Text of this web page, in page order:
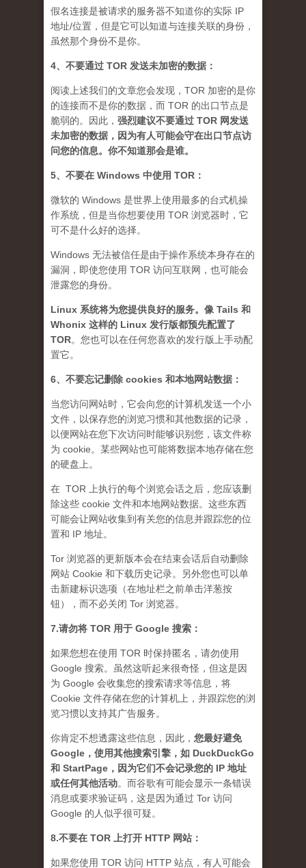
假名连接是被请求的服务器不知道你的实际 IP
地址/位置，但是它可以知道与连接关联的身份，
虽然那个身份不是你。
4、不要通过 TOR 发送未加密的数据：
阅读上述我们的文章您会发现，TOR 加密的是你
的连接而不是你的数据，而 TOR 的出口节点是
脆弱的。因此， 强烈建议不要通过 TOR 网发送
未加密的数据，因为有人可能会守在出口节点访
问您的信息。你不知道那会是谁。
5、不要在 Windows 中使用 TOR：
微软的 Windows 是世界上使用最多的台式机操
作系统，但是当你想要使用 TOR 浏览器时，它
可不是什么好的选择。
Windows 无法被信任是由于操作系统本身存在的
漏洞，即使您使用 TOR 访问互联网，也可能会
泄露您的身份。
Linux 系统将为您提供良好的服务。像 Tails 和
Whonix 这样的 Linux 发行版都预先配置了
TOR。您也可以在任何您喜欢的发行版上手动配
置它。
6、不要忘记删除 cookies 和本地网站数据：
当您访问网站时，它会向您的计算机发送一个小
文件，以保存您的浏览习惯和其他数据的记录，
以便网站在您下次访问时能够识别您，该文件称
为 cookie。某些网站也可能将数据本地存储在您
的硬盘上。
在 TOR 上执行的每个浏览会话之后，您应该删
除这些 cookie 文件和本地网站数据。这些东西
可能会让网站收集到有关您的信息并跟踪您的位
置和 IP 地址。
Tor 浏览器的更新版本会在结束会话后自动删除
网站 Cookie 和下载历史记录。另外您也可以单
击新建标识选项（在地址栏之前单击洋葱按
钮），而不必关闭 Tor 浏览器。
7.请勿将 TOR 用于 Google 搜索：
如果您想在使用 TOR 时保持匿名，请勿使用
Google 搜索。虽然这听起来很奇怪，但这是因
为 Google 会收集您的搜索请求等信息，将
Cookie 文件存储在您的计算机上，并跟踪您的浏
览习惯以支持其广告服务。
你肯定不想透露这些信息，因此， 您最好避免
Google，使用其他搜索引擎，如 DuckDuckGo
和 StartPage，因为它们不会记录您的 IP 地址
或任何其他活动。而谷歌有可能会显示一条错误
消息或要求验证码，这是因为通过 Tor 访问
Google 的人似乎很可疑。
8.不要在 TOR 上打开 HTTP 网站：
如果您使用 TOR 访问 HTTP 站点，有人可能会